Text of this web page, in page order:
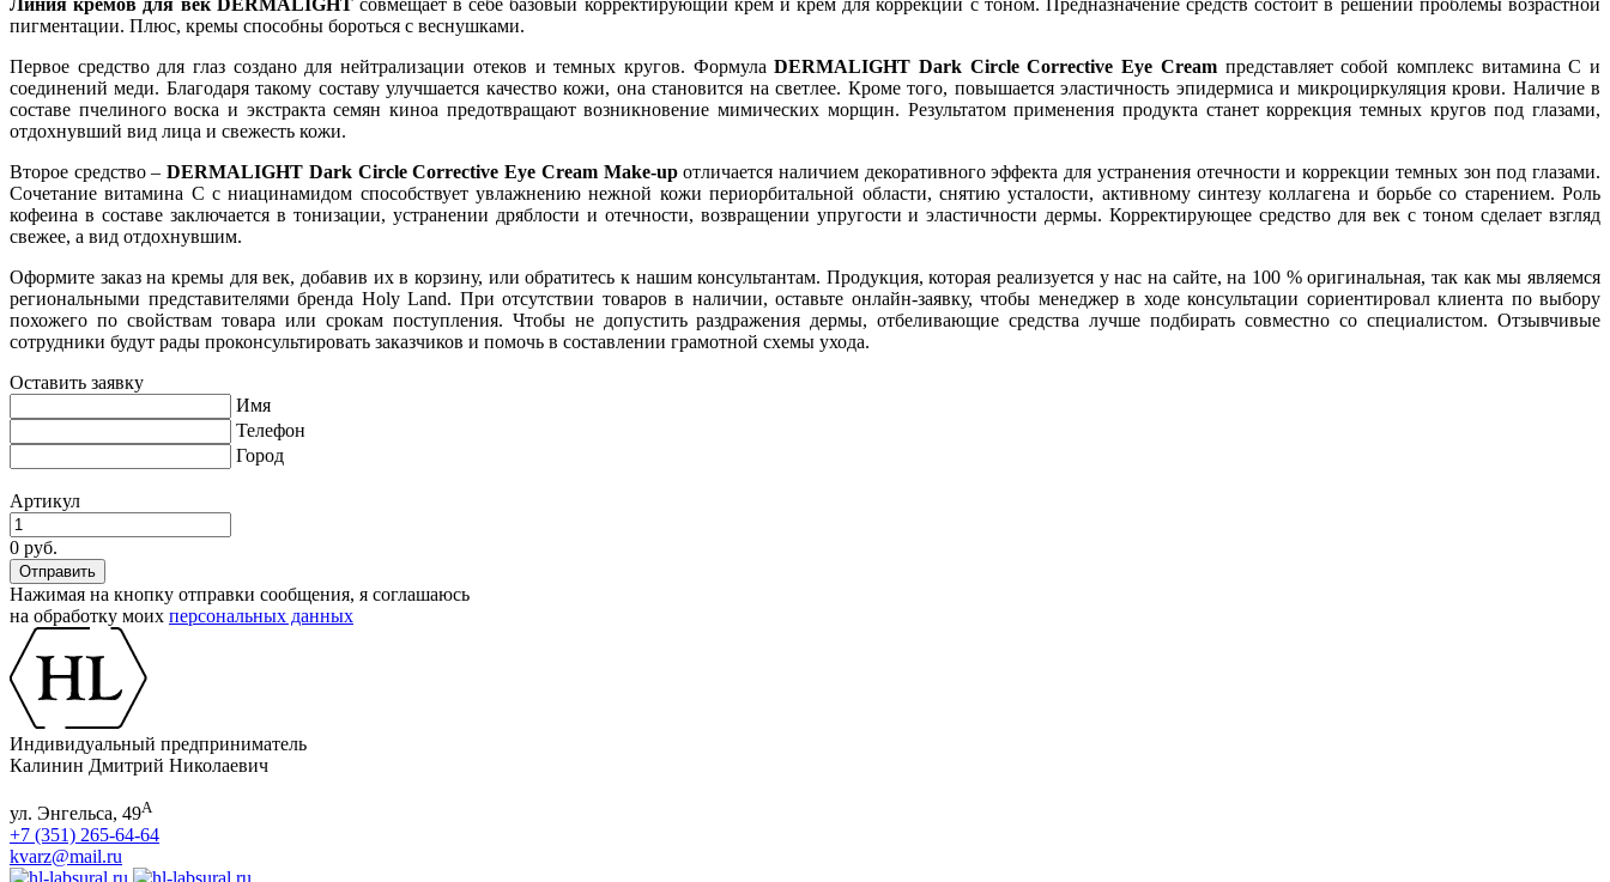
пигментации. Плюс, кремы способны бороться с веснушками.
Первое средство для глаз создано для нейтрализации отеков и темных кругов. ФормулаDERMALIGHT Dark Circle Corrective Eye Creamпредставляет собой комплекс витамина C и
соединений меди. Благодаря такому составу улучшается качество кожи, она становится на светлее. Кроме того, повышается эластичность эпидермиса и микроциркуляция крови. Наличие в
составе пчелиного воска и экстракта семян киноа предотвращают возникновение мимических морщин. Результатом применения продукта станет коррекция темных кругов под глазами,
отдохнувший вид лица и свежесть кожи.
Второе средство –DERMALIGHT Dark Circle Corrective Eye Cream Make-upотличается наличием декоративного эффекта для устранения отечности и коррекции темных зон под глазами.
Сочетание витамина C с ниацинамидом способствует увлажнению нежной кожи периорбитальной области, снятию усталости, активному синтезу коллагена и борьбе со старением. Роль
кофеина в составе заключается в тонизации, устранении дряблости и отечности, возвращении упругости и эластичности дермы. Корректирующее средство для век с тоном сделает взгляд
свежее, а вид отдохнувшим.
Оформите заказ на кремы для век, добавив их в корзину, или обратитесь к нашим консультантам. Продукция, которая реализуется у нас на сайте, на 100 % оригинальная, так как мы являемся
региональными представителями бренда Holy Land. При отсутствии товаров в наличии, оставьте онлайн-заявку, чтобы менеджер в ходе консультации сориентировал клиента по выбору
похожего по свойствам товара или срокам поступления. Чтобы не допустить раздражения дермы, отбеливающие средства лучше подбирать совместно со специалистом. Отзывчивые
сотрудники будут рады проконсультировать заказчиков и помочь в составлении грамотной схемы ухода.
Оставить заявку
Имя
Телефон
Город
Артикул
0 руб.
Нажимая на кнопку отправки сообщения, я соглашаюсь
на обработку моих персональных данных
Индивидуальный предприниматель
Калинин Дмитрий Николаевич
ул. Энгельса, 49А
+7 (351) 265-64-64
kvarz@mail.ru